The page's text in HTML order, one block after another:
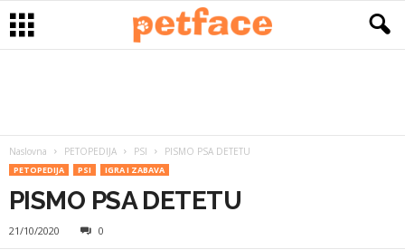
Naslovna PETOPEDIJA PSI PISMO PSA DETETU
PETOPEDIJA PSI IGRA I ZABAVA
PISMO PSA DETETU
21/10/2020 0